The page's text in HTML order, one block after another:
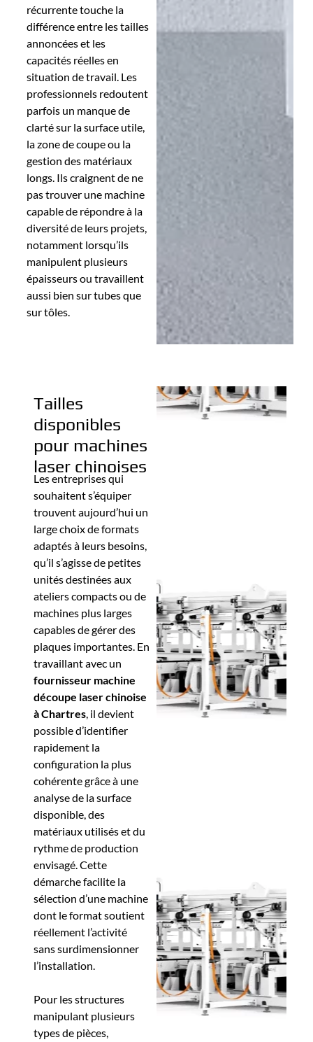
récurrente touche la
différence entre les tailles
annoncées et les
capacités réelles en
situation de travail. Les
professionnels redoutent
parfois un manque de
clarté sur la surface utile,
la zone de coupe ou la
gestion des matériaux
longs. Ils craignent de ne
pas trouver une machine
capable de répondre à la
diversité de leurs projets,
notamment lorsqu’ils
manipulent plusieurs
épaisseurs ou travaillent
aussi bien sur tubes que
sur tôles.
Tailles
disponibles
pour machines
laser chinoises
Les entreprises qui
souhaitent s’équiper
trouvent aujourd’hui un
large choix de formats
adaptés à leurs besoins,
qu’il s’agisse de petites
unités destinées aux
ateliers compacts ou de
machines plus larges
capables de gérer des
plaques importantes. En
travaillant avec un
fournisseur machine
découpe laser chinoise
à Chartres, il devient
possible d’identifier
rapidement la
configuration la plus
cohérente grâce à une
analyse de la surface
disponible, des
matériaux utilisés et du
rythme de production
envisagé. Cette
démarche facilite la
sélection d’une machine
dont le format soutient
réellement l’activité
sans surdimensionner
l’installation.
Pour les structures
manipulant plusieurs
types de pièces,